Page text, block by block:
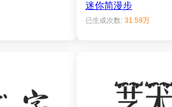
迷你简漫步
已生成次数: 31.59万